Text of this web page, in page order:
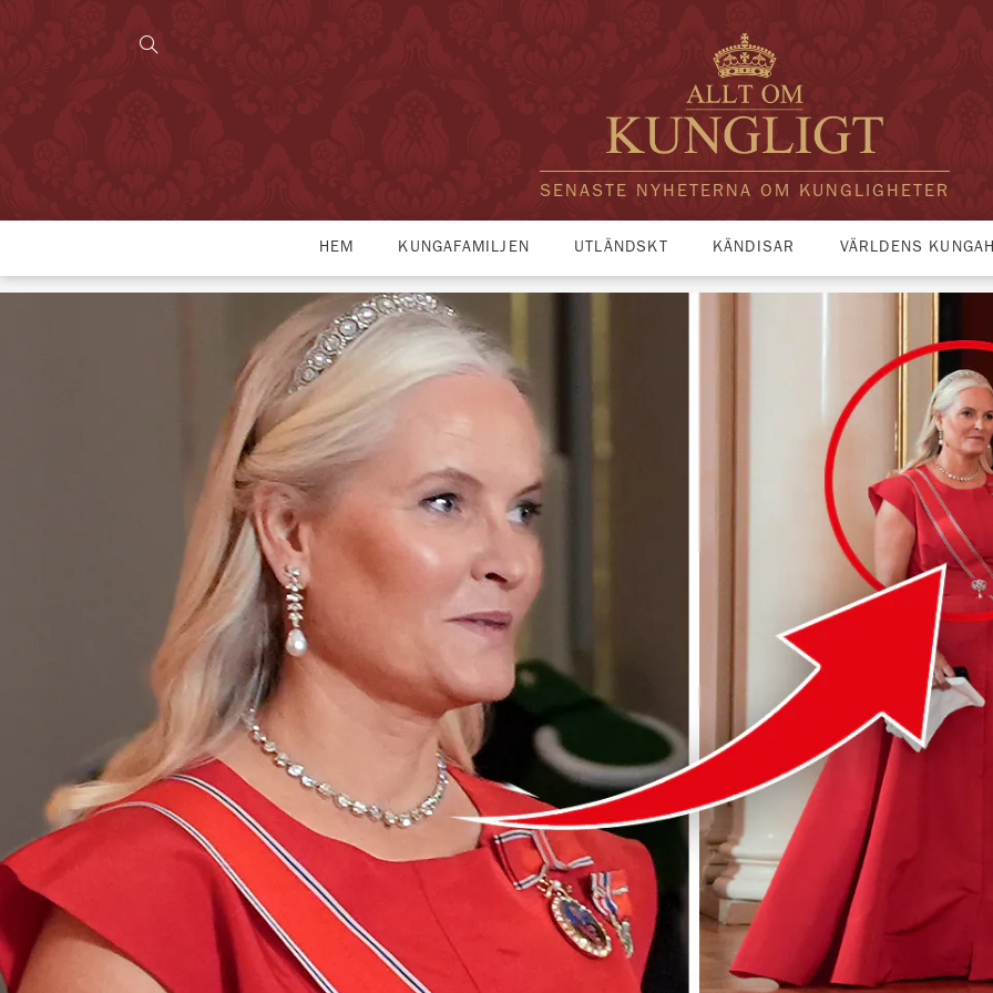
SENASTE NYHETERNA OM KUNGLIGHETER
HEM KUNGAFAMILJEN UTLÄNDSKT KÄNDISAR VÄRLDENS